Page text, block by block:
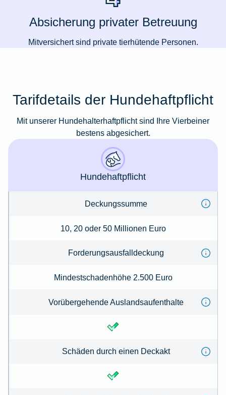
Absicherung privater Betreuung
Mitversichert sind private tierhütende Personen.
Tarifdetails der Hundehaftpflicht
Mit unserer Hundehalterhaftpflicht sind Ihre Vierbeiner
bestens abgesichert.
Hundehaftpflicht
Deckungssumme
10, 20 oder 50 Millionen Euro
Forderungs­ausfalldeckung
Mindestschadenhöhe 2.500 Euro
Vorübergehende Auslandsaufenthalte
Schäden durch einen Deckakt